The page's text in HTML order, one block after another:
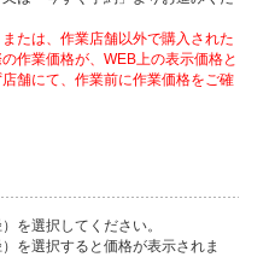
たは、作業店舗以外で購入された
作業価格が、WEB上の表示価格と
舗にて、作業前に作業価格をご確
を選択してください。
を選択すると価格が表示されま